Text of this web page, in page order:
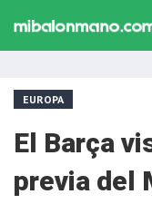
EUROPA
El Barça
previa del